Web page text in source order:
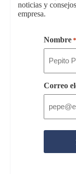
noticias y
empresa.
Nombre *
Correo